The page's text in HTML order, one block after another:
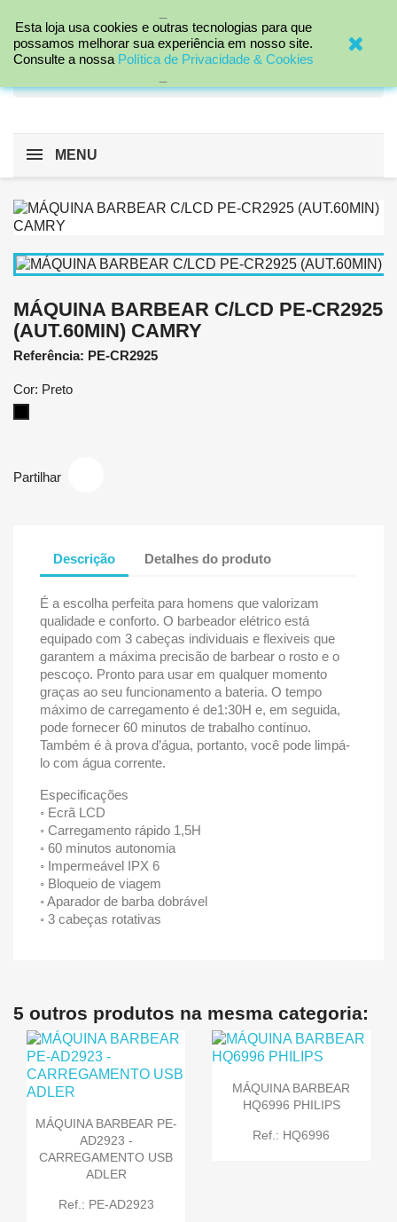

MENU
MÁQUINA BARBEAR C/LCD PE-CR2925
(AUT.60MIN) CAMRY
Referência: PE-CR2925
Cor: Preto
Partilhar
Descrição Detalhes do produto
É a escolha perfeita para homens que valorizam
qualidade e conforto. O barbeador elétrico está
equipado com 3 cabeças individuais e flexiveis que
garantem a máxima precisão de barbear o rosto e o
pescoço. Pronto para usar em qualquer momento
graças ao seu funcionamento a bateria. O tempo
máximo de carregamento é de1:30H e, em seguida,
pode fornecer 60 minutos de trabalho contínuo.
Também é à prova d’água, portanto, você pode limpá-
lo com água corrente.
Especificações
◦ Ecrã LCD
◦ Carregamento rápido 1,5H
◦ 60 minutos autonomia
◦ Impermeável IPX 6
◦ Bloqueio de viagem
◦ Aparador de barba dobrável
◦ 3 cabeças rotativas
5 outros produtos na mesma categoria:
MÁQUINA BARBEAR PE-
AD2923 -
CARREGAMENTO USB
ADLER
Ref.: PE-AD2923
MÁQUINA BARBEAR
HQ6996 PHILIPS
Ref.: HQ6996
Esta loja usa cookies e outras tecnologias para que
possamos melhorar sua experiência em nosso site.
Consulte a nossa Política de Privacidade & Cookies